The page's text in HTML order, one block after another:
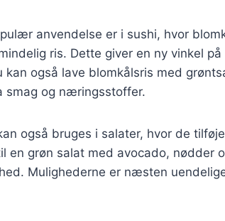
anvendelse er i sushi, hvor
ris. Dette giver en ny vinkel
kan også lave blomkålsris med
smag og næringsstoffer.
også bruges i salater, hvor de
en grøn salat med avocado, nødder
Mulighederne er næsten